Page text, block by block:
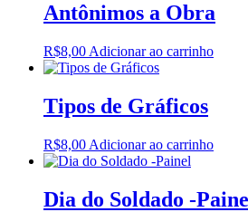
Antônimos a Obra
R$8,00 Adicionar ao carrinho
Tipos de Gráficos
R$8,00 Adicionar ao carrinho
Dia do Soldado -